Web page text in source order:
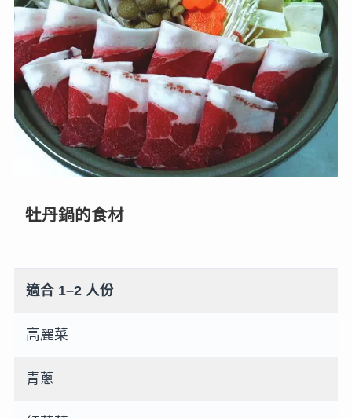
牡丹鍋的食材
適合 1–2 人份
高麗菜
青蔥